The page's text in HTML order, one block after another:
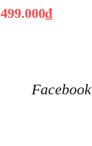
499.000₫
Facebook